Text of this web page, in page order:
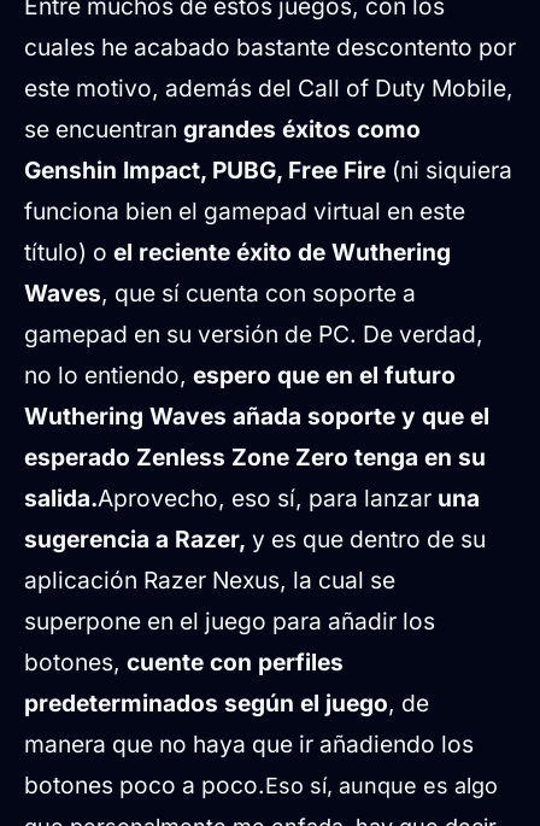
Entre muchos de estos juegos, con los
cuales he acabado bastante descontento por
este motivo, además del Call of Duty Mobile,
se encuentran grandes éxitos como
Genshin Impact, PUBG, Free Fire (ni siquiera
funciona bien el gamepad virtual en este
título) o el reciente éxito de Wuthering
Waves, que sí cuenta con soporte a
gamepad en su versión de PC. De verdad,
no lo entiendo, espero que en el futuro
Wuthering Waves añada soporte y que el
esperado Zenless Zone Zero tenga en su
salida.Aprovecho, eso sí, para lanzar una
sugerencia a Razer, y es que dentro de su
aplicación Razer Nexus, la cual se
superpone en el juego para añadir los
botones, cuente con perfiles
predeterminados según el juego, de
manera que no haya que ir añadiendo los
botones poco a poco.Eso sí, aunque es algo